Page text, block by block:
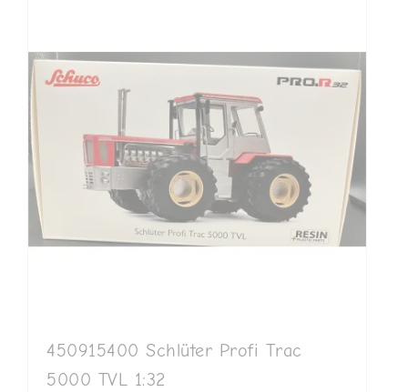
450915400 Schlüter Profi Trac
5000 TVL 1:32